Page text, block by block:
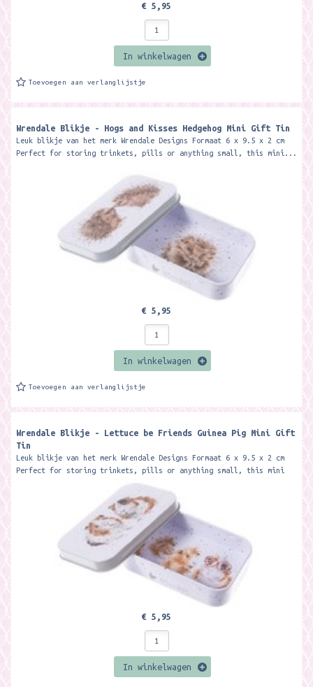
€ 5,95
In winkelwagen
Toevoegen aan verlanglijstje
Wrendale Blikje - Hogs and Kisses Hedgehog Mini Gift Tin
Leuk blikje van het merk Wrendale Designs Formaat 6 x 9.5 x 2 cm
Perfect for storing trinkets, pills or anything small, this mini...
€ 5,95
In winkelwagen
Toevoegen aan verlanglijstje
Wrendale Blikje - Lettuce be Friends Guinea Pig Mini Gift
Tin
Leuk blikje van het merk Wrendale Designs Formaat 6 x 9.5 x 2 cm
Perfect for storing trinkets, pills or anything small, this mini
€ 5,95
In winkelwagen